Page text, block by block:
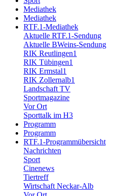
Mediathek
Mediathek
RTF.1-Mediathek
Aktuelle RTF.1-Sendung
Aktuelle BWeins-Sendung
RIK Reutlingen1
RIK Tübingen1
RIK Ermstal1
RIK Zollernalb1
Landschaft TV
Sportmagazine
Vor Ort
Sporttalk im H3
Programm
Programm
RTF.1-Programmübersicht
Nachrichten
Sport
Cinenews
Tiertreff
Wirtschaft Neckar-Alb